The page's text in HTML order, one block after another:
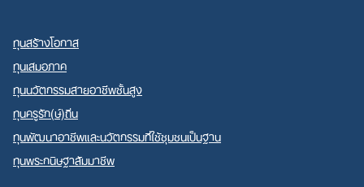
ทุนสร้างโอกาส
ทุนเสมอภาค
ทุนนวัตกรรมสายอาชีพชั้นสูง
ทุนครูรัก(ษ์)ถิ่น
ทุนพัฒนาอาชีพและนวัตกรรมที่ใช้ชุมชนเป็นฐาน
ทุนพระกนิษฐาสัมมาชีพ